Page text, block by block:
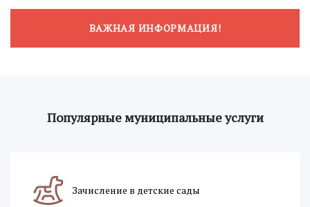
ВАЖНАЯ ИНФОРМАЦИЯ!
Популярные муниципальные услуги
Зачисление в детские сады